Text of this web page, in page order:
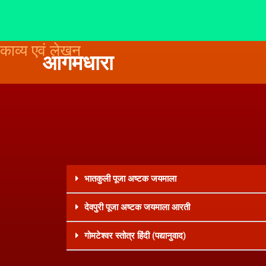
Skip
आगमधारा
काव्य एवं लेखन
भातकुली पूजा अष्टक जयमाला
देवपुरी पूजा अष्टक जयमाला आरती
गोमटेश्वर स्तोत्र हिंदी (पद्यानुवाद)